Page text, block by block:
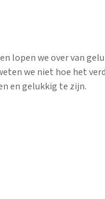
lopen we over van
we niet hoe het
en gelukkig te zijn.